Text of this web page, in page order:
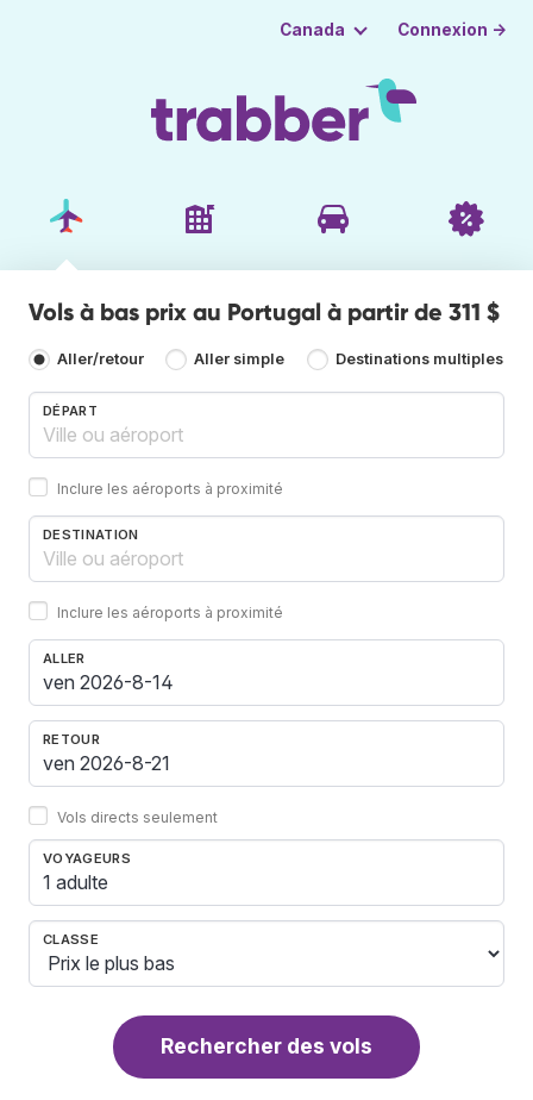
Canada Connexion →
Vols à bas prix au Portugal à partir de 311 $
Aller/retour Aller simple Destinations multiples
DÉPART
Inclure les aéroports à proximité
DESTINATION
Inclure les aéroports à proximité
ALLER
RETOUR
Vols directs seulement
VOYAGEURS
1 adulte
CLASSE
Rechercher des vols